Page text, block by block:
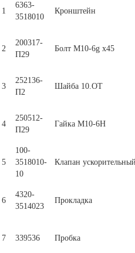
1
6363-
3518010
Кронштейн
2
200317-
П29
Болт М10-6g х45
3
252136-
П2
Шайба 10.ОТ
4
250512-
П29
Гайка М10-6Н
5
100-
3518010-
10
Клапан ускорительный
6
4320-
3514023
Прокладка
7 339536 Пробка